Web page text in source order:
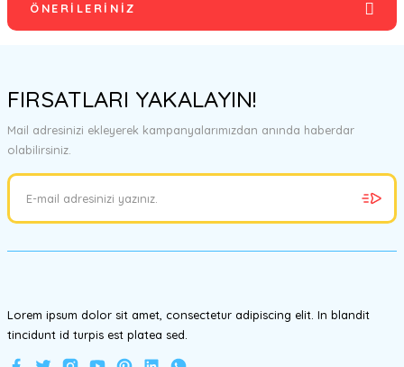
ÖNERILERINIZ
tarafımıza iletebilirsiniz.
Görüş ve önerileriniz için teşekkür ederiz.
Ürün resmi kalitesiz, bozuk veya görüntülenemiyor.
Ürün bilgilerinde hatalar bulunuyor.
FIRSATLARI YAKALAYIN!
Mail adresinizi ekleyerek kampanyalarımızdan anında haberdar
olabilirsiniz.
Lorem ipsum dolor sit amet, consectetur adipiscing elit. In blandit
tincidunt id turpis est platea sed.